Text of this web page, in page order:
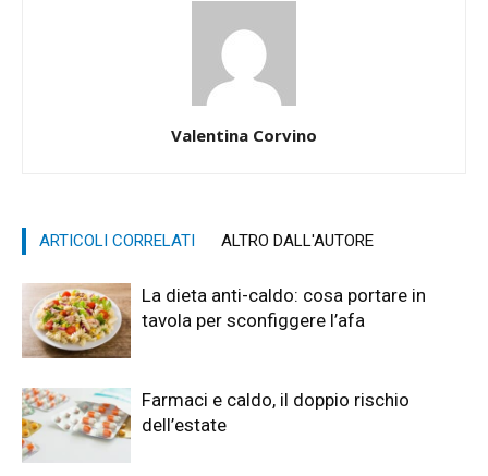
Valentina Corvino
ARTICOLI CORRELATI ALTRO DALL'AUTORE
La dieta anti-caldo: cosa portare in
tavola per sconfiggere l’afa
Farmaci e caldo, il doppio rischio
dell’estate